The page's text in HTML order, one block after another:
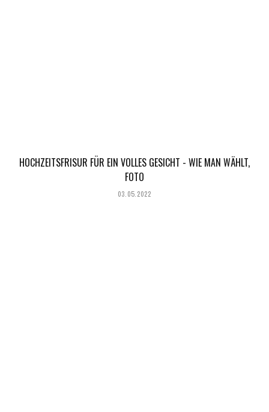
HOCHZEITSFRISUR FÜR EIN VOLLES GESICHT - WIE MAN WÄHLT,
FOTO
03.05.2022